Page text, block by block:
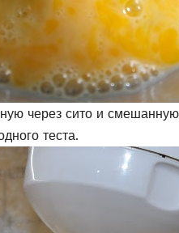
через сито и
теста.